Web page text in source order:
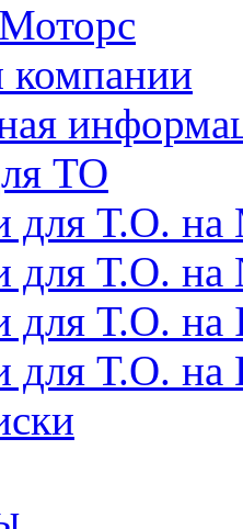
компании
ТО
для Т.О. на
для Т.О. на
для Т.О.
для Т.О. на